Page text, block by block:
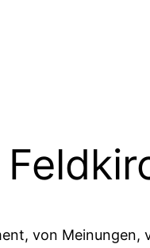
von Meinungen,